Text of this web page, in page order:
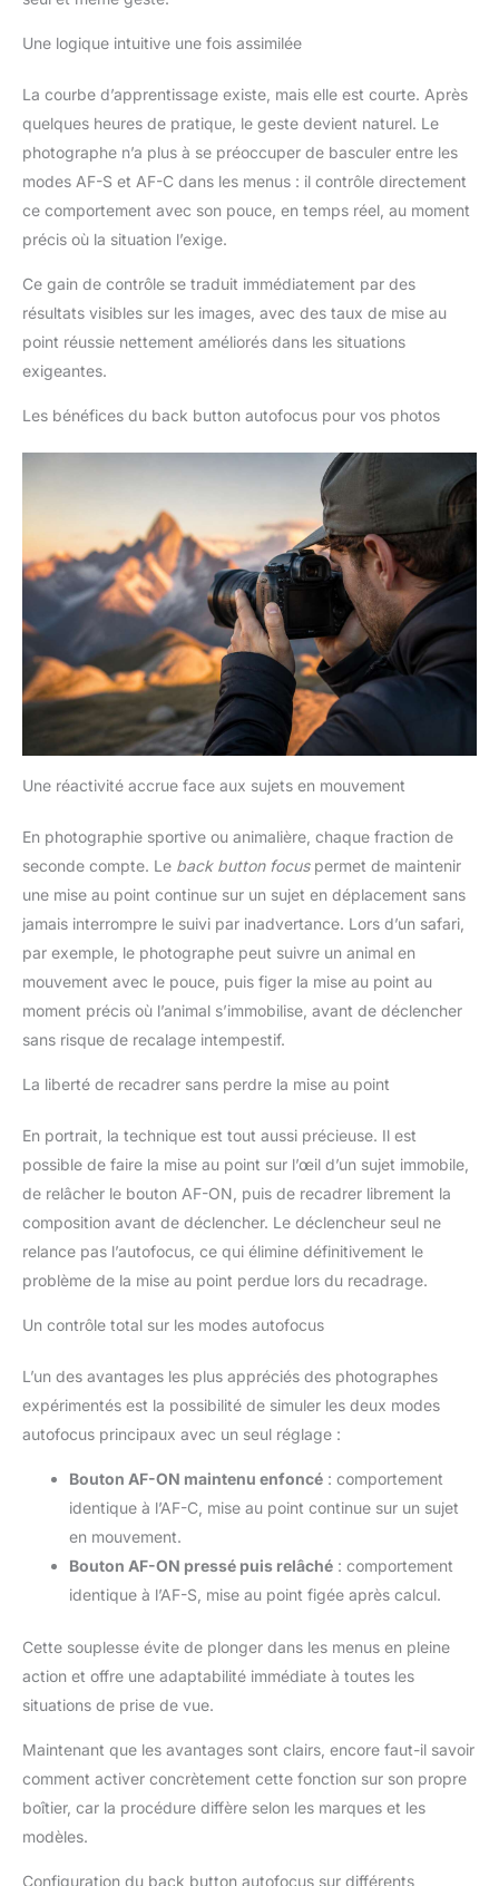
Une logique intuitive une fois assimilée
La courbe d’apprentissage existe, mais elle est courte. Après
quelques heures de pratique, le geste devient naturel. Le
photographe n’a plus à se préoccuper de basculer entre les
modes AF-S et AF-C dans les menus : il contrôle directement
ce comportement avec son pouce, en temps réel, au moment
précis où la situation l’exige.
Ce gain de contrôle se traduit immédiatement par des
résultats visibles sur les images, avec des taux de mise au
point réussie nettement améliorés dans les situations
exigeantes.
Les bénéfices du back button autofocus pour vos photos
Une réactivité accrue face aux sujets en mouvement
En photographie sportive ou animalière, chaque fraction de
seconde compte. Le back button focuspermet de maintenir
une mise au point continue sur un sujet en déplacement sans
jamais interrompre le suivi par inadvertance. Lors d’un safari,
par exemple, le photographe peut suivre un animal en
mouvement avec le pouce, puis figer la mise au point au
moment précis où l’animal s’immobilise, avant de déclencher
sans risque de recalage intempestif.
La liberté de recadrer sans perdre la mise au point
En portrait, la technique est tout aussi précieuse. Il est
possible de faire la mise au point sur l’œil d’un sujet immobile,
de relâcher le bouton AF-ON, puis de recadrer librement la
composition avant de déclencher. Le déclencheur seul ne
relance pas l’autofocus, ce qui élimine définitivement le
problème de la mise au point perdue lors du recadrage.
Un contrôle total sur les modes autofocus
L’un des avantages les plus appréciés des photographes
expérimentés est la possibilité de simuler les deux modes
autofocus principaux avec un seul réglage :
Bouton AF-ON maintenu enfoncé : comportement
identique à l’AF-C, mise au point continue sur un sujet
en mouvement.
Bouton AF-ON pressé puis relâché : comportement
identique à l’AF-S, mise au point figée après calcul.
Cette souplesse évite de plonger dans les menus en pleine
action et offre une adaptabilité immédiate à toutes les
situations de prise de vue.
Maintenant que les avantages sont clairs, encore faut-il savoir
comment activer concrètement cette fonction sur son propre
boîtier, car la procédure diffère selon les marques et les
modèles.
Configuration du back button autofocus sur différents